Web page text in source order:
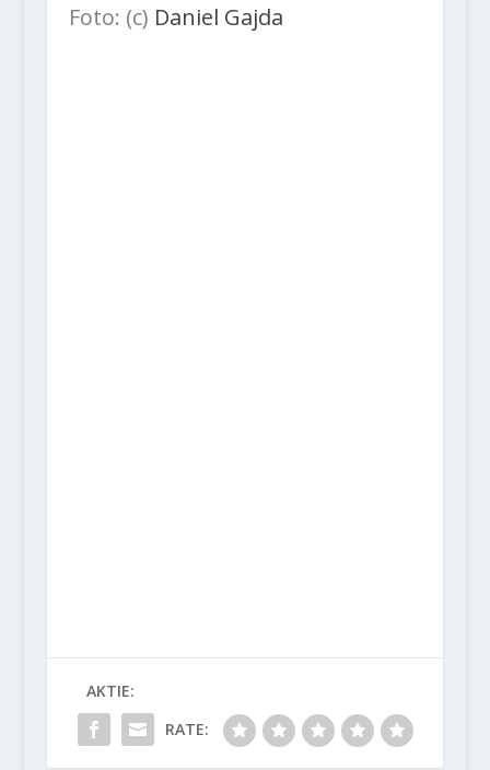
Foto: (c) Daniel Gajda
AKTIE:
RATE: